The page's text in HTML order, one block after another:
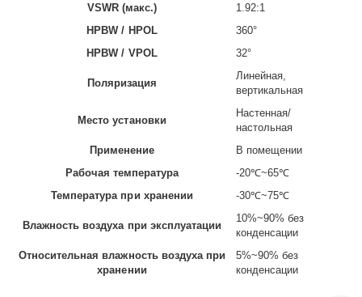
VSWR (макс.)
1.92:1
HPBW / HPOL
360°
HPBW / VPOL
32°
Поляризация
Линейная,
вертикальная
Место установки
Настенная/
настольная
Применение
В помещении
Рабочая температура
-20℃~65℃
Температура при хранении
-30℃~75℃
Влажность воздуха при эксплуатации
10%~90% без
конденсации
Относительная влажность воздуха при
хранении
5%~90% без
конденсации